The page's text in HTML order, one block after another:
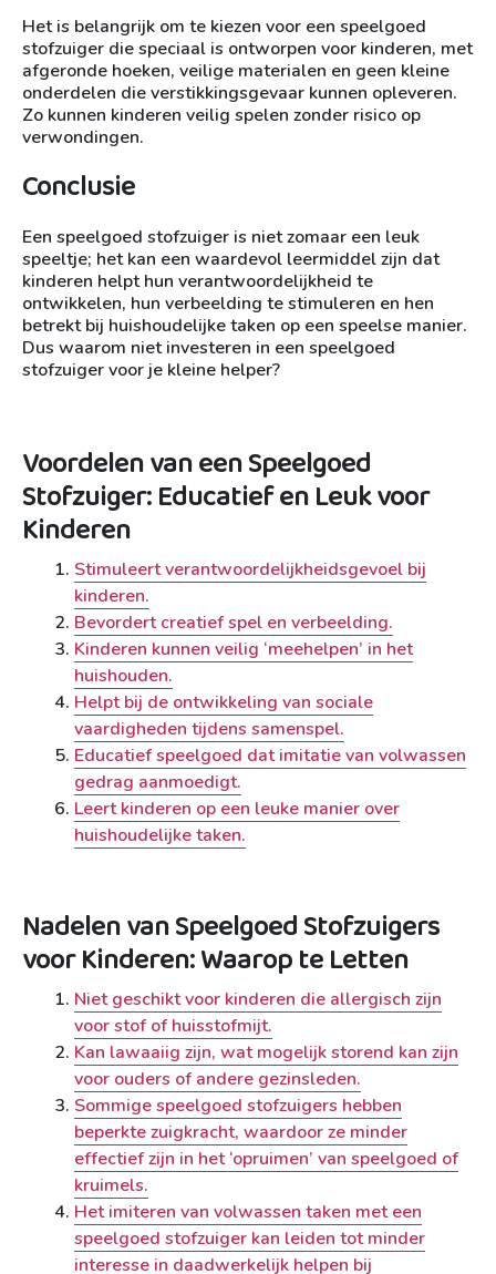
Het is belangrijk om te kiezen voor een speelgoed
stofzuiger die speciaal is ontworpen voor kinderen, met
afgeronde hoeken, veilige materialen en geen kleine
onderdelen die verstikkingsgevaar kunnen opleveren.
Zo kunnen kinderen veilig spelen zonder risico op
verwondingen.
Conclusie
Een speelgoed stofzuiger is niet zomaar een leuk
speeltje; het kan een waardevol leermiddel zijn dat
kinderen helpt hun verantwoordelijkheid te
ontwikkelen, hun verbeelding te stimuleren en hen
betrekt bij huishoudelijke taken op een speelse manier.
Dus waarom niet investeren in een speelgoed
stofzuiger voor je kleine helper?
Voordelen van een Speelgoed
Stofzuiger: Educatief en Leuk voor
Kinderen
Stimuleert verantwoordelijkheidsgevoel bij
kinderen.
Bevordert creatief spel en verbeelding.
Kinderen kunnen veilig ‘meehelpen’ in het
huishouden.
Helpt bij de ontwikkeling van sociale
vaardigheden tijdens samenspel.
Educatief speelgoed dat imitatie van volwassen
gedrag aanmoedigt.
Leert kinderen op een leuke manier over
huishoudelijke taken.
Nadelen van Speelgoed Stofzuigers
voor Kinderen: Waarop te Letten
Niet geschikt voor kinderen die allergisch zijn
voor stof of huisstofmijt.
Kan lawaaiig zijn, wat mogelijk storend kan zijn
voor ouders of andere gezinsleden.
Sommige speelgoed stofzuigers hebben
beperkte zuigkracht, waardoor ze minder
effectief zijn in het ‘opruimen’ van speelgoed of
kruimels.
Het imiteren van volwassen taken met een
speelgoed stofzuiger kan leiden tot minder
interesse in daadwerkelijk helpen bij